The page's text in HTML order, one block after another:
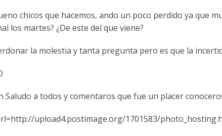
chicos que hacemos, ando un poco perdido ya que
los martes? ¿De este del que viene?
la molestia y tanta pregunta pero es que la
Saludo a todos y comentaros que fue un placer
upload4.postimage.org/1701583/